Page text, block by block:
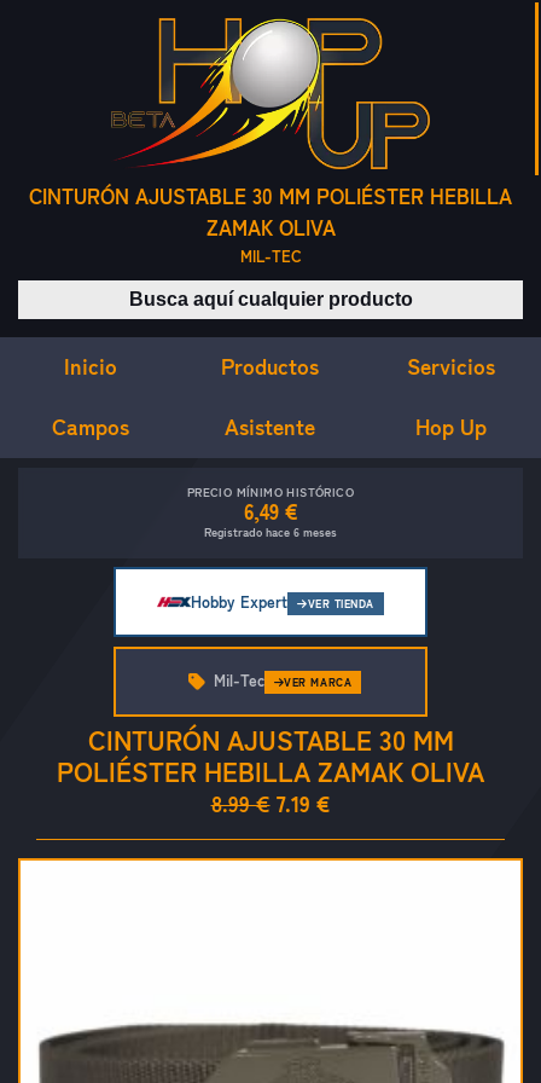
CINTURÓN AJUSTABLE 30 MM POLIÉSTER HEBILLA
ZAMAK OLIVA
MIL-TEC
Buscar productos
Inicio Productos Servicios
Campos Asistente Hop Up
PRECIO MÍNIMO HISTÓRICO
6,49 €
Registrado hace 6 meses
Hobby Expert VER TIENDA
CINTURÓN AJUSTABLE 30 MM
POLIÉSTER HEBILLA ZAMAK OLIVA
8.99 € 7.19 €
Mil-Tec VER MARCA